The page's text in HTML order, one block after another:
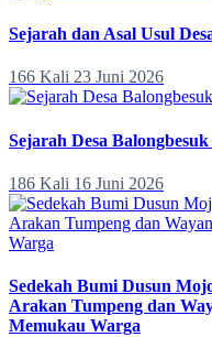
Sejarah dan Asal Usul
166 Kali 23 Juni 2026
Sejarah Desa
186 Kali 16 Juni 2026
Sedekah Bumi Dusun
Arakan Tumpeng dan
Memukau Warga